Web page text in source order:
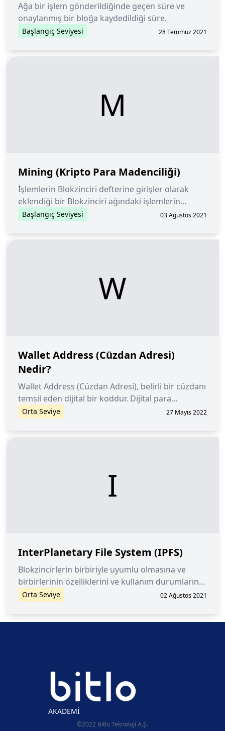
Ağa bir işlem gönderildiğinde geçen süre ve
onaylanmış bir bloğa kaydedildiği süre.
Başlangıç Seviyesi 28 Temmuz 2021
M
Mining (Kripto Para Madenciliği)
İşlemlerin Blokzinciri defterine girişler olarak
eklendiği bir Blokzinciri ağındaki işlemlerin
doğrulanması.
Başlangıç Seviyesi 03 Ağustos 2021
W
Wallet Address (Cüzdan Adresi)
Nedir?
Wallet Address (Cüzdan Adresi), belirli bir cüzdanı
temsil eden dijital bir koddur. Dijital para
göndermek ve almak ve fonları saklamak için
Orta Seviye 27 Mayıs 2022
I
InterPlanetary File System (IPFS)
Blokzincirlerin birbiriyle uyumlu olmasına ve
birbirlerinin özelliklerini ve kullanım durumlarını
oluşturmasına izin veren bir kavram.
Orta Seviye 02 Ağustos 2021
AKADEMİ
©2022 Bitlo Teknoloji A.Ş.